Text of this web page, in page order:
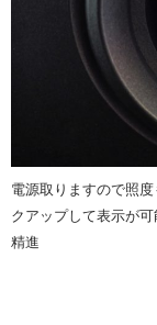
電源取りますので照
クアップして表示が
精進